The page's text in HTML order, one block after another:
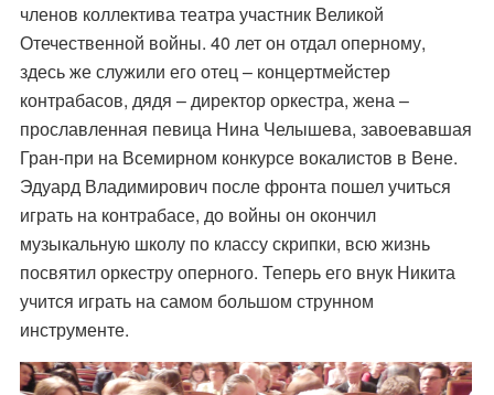
членов коллектива театра участник Великой
Отечественной войны. 40 лет он отдал оперному,
здесь же служили его отец – концертмейстер
контрабасов, дядя – директор оркестра, жена –
прославленная певица Нина Челышева, завоевавшая
Гран-при на Всемирном конкурсе вокалистов в Вене.
Эдуард Владимирович после фронта пошел учиться
играть на контрабасе, до войны он окончил
музыкальную школу по классу скрипки, всю жизнь
посвятил оркестру оперного. Теперь его внук Никита
учится играть на самом большом струнном
инструменте.